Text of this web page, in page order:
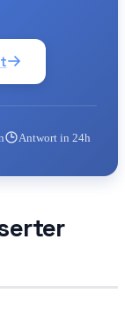
Antwort in 24h